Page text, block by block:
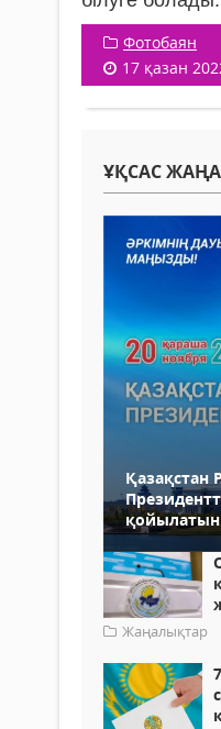
Фотобаян
17 қазан
ҰҚСАС
Қазақстан
қойылатын
Жаңалықтар